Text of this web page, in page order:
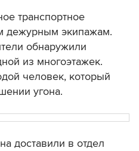
транспортное
дежурным экипажам.
обнаружили
из многоэтажек.
человек, который
угона.
доставили в отдел